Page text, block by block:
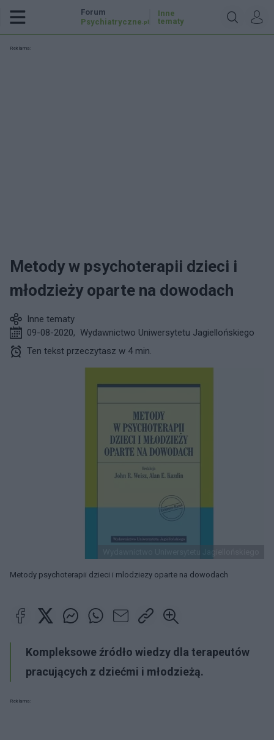
Forum
Psychiatryczne .pl
Inne
tematy
Reklama:
Metody w psychoterapii dzieci i
młodzieży oparte na dowodach
Inne tematy
09-08-2020, Wydawnictwo Uniwersytetu Jagiellońskiego
Ten tekst przeczytasz w 4 min.
Metody psychoterapii dzieci i mlodziezy oparte na dowodach
Kompleksowe źródło wiedzy dla terapeutów
pracujących z dziećmi i młodzieżą.
Reklama: